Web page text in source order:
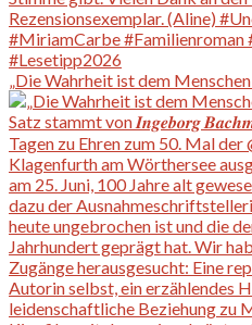
„Die Wahrheit ist dem